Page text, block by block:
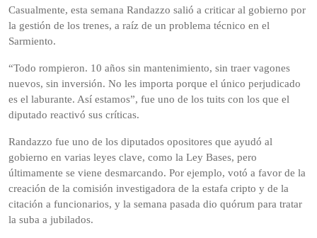
Casualmente, esta semana Randazzo salió a criticar al gobierno por
la gestión de los trenes, a raíz de un problema técnico en el
Sarmiento.
“Todo rompieron. 10 años sin mantenimiento, sin traer vagones
nuevos, sin inversión. No les importa porque el único perjudicado
es el laburante. Así estamos”, fue uno de los tuits con los que el
diputado reactivó sus críticas.
Randazzo fue uno de los diputados opositores que ayudó al
gobierno en varias leyes clave, como la Ley Bases, pero
últimamente se viene desmarcando. Por ejemplo, votó a favor de la
creación de la comisión investigadora de la estafa cripto y de la
citación a funcionarios, y la semana pasada dio quórum para tratar
la suba a jubilados.